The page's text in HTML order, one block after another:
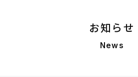
お知らせ
News